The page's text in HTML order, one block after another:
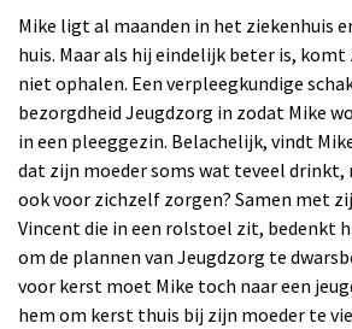
Mike ligt al maanden in het ziekenhuis
huis. Maar als hij eindelijk beter is,
niet ophalen. Een verpleegkundige
bezorgdheid Jeugdzorg in zodat Mike
in een pleeggezin. Belachelijk, vindt
dat zijn moeder soms wat teveel drinkt,
ook voor zichzelf zorgen? Samen met
Vincent die in een rolstoel zit, bedenkt
om de plannen van Jeugdzorg te
voor kerst moet Mike toch naar een
hem om kerst thuis bij zijn moeder te